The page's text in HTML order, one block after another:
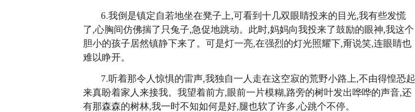
6.我倒是镇定自若地坐在凳子上,可看到十几双眼睛投来的目光,我有些发慌
了,心胸间仿佛揣了只兔子,急促地跳动。此时,妈妈向我投来了鼓励的眼神,我这个
胆小的孩子居然镇静下来了。可是灯一亮,在强烈的灯光照耀下,甭说笑,连眼睛也
难以睁开。
7.听着那令人惊惧的雷声,我独自一人走在这空寂的荒野小路上,不由得惶恐起
来真盼着家人来接我。我望着前方,眼前一片模糊,路旁的树叶发出哗哗的声音,还
有那森森的树林,我一时不知如何是好,腿也软了许多,心跳个不停。